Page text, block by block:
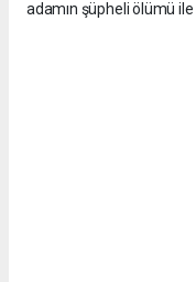
adamın şüpheli ölümü ile